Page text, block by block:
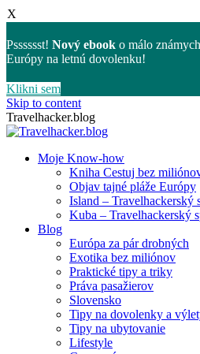
X
Psssssst! Nový ebook o málo
Európy na letnú dovolenku!
Klikni sem
Skip to content
Travelhacker.blog
Moje Know-how
Kniha Cestuj bez
Objav tajné pláže Európy
Island – Travelhackerský
Kuba – Travelhackerský
Blog
Európa za pár drobných
Exotika bez miliónov
Praktické tipy a triky
Práva pasažierov
Slovensko
Tipy na dovolenky a
Tipy na ubytovanie
Lifestyle